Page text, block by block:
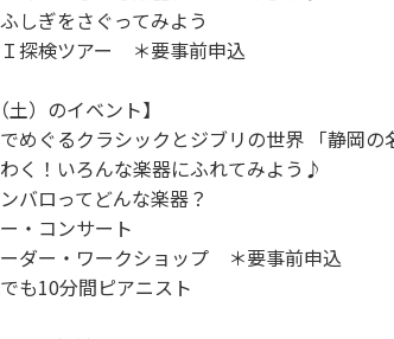
しぎをさぐってみよう
探検ツアー ＊要事前申込
土）のイベント】
めぐるクラシックとジブリの世界 「静岡
く！いろんな楽器にふれてみよう♪
バロってどんな楽器？
・コンサート
ダー・ワークショップ ＊要事前申込
も10分間ピアニスト